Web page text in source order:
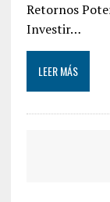
Retornos
Investir…
LEER MÁS